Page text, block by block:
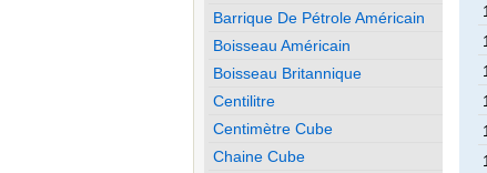
Barrique De Pétrole Américain
Boisseau Américain
Boisseau Britannique
Centilitre
Centimètre Cube
Chaine Cube